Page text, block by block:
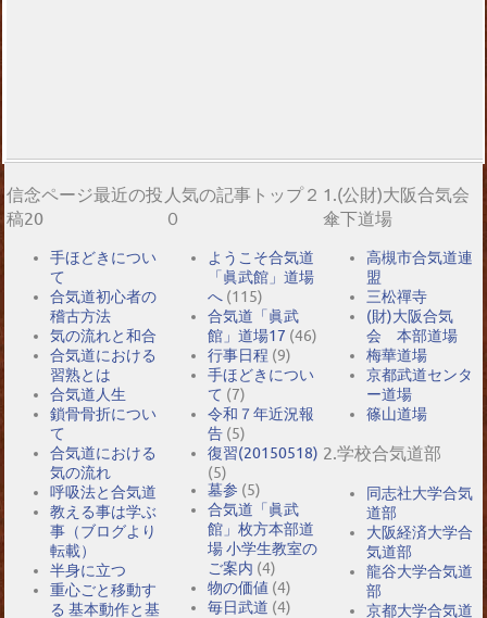
信念ページ最近の投
稿20
手ほどきについ
て
合気道初心者の
稽古方法
気の流れと和合
合気道における
習熟とは
合気道人生
鎖骨骨折につい
て
合気道における
気の流れ
呼吸法と合気道
教える事は学ぶ
事（ブログより
転載）
半身に立つ
重心ごと移動す
る 基本動作と基
人気の記事トップ２
０
ようこそ合気道
「眞武館」道場
へ (115)
合気道「眞武
館」道場17 (46)
行事日程 (9)
手ほどきについ
て (7)
令和７年近況報
告 (5)
復習(20150518)
(5)
墓参 (5)
合気道「眞武
館」枚方本部道
場 小学生教室の
ご案内 (4)
物の価値 (4)
毎日武道 (4)
1.(公財)大阪合気会
傘下道場
高槻市合気道連
盟
三松禪寺
(財)大阪合気
会 本部道場
梅華道場
京都武道センタ
ー道場
篠山道場
2.学校合気道部
同志社大学合気
道部
大阪経済大学合
気道部
龍谷大学合気道
部
京都大学合気道